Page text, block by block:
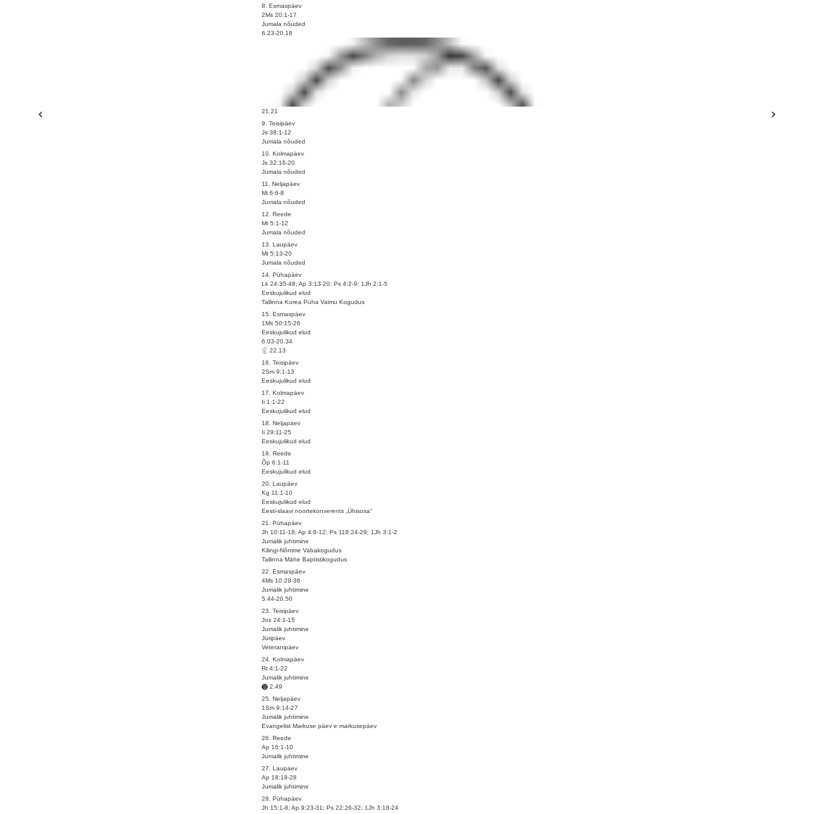
8. Esmaspäev
2Ms 20:1-17
Jumala nõuded
6.23-20.18
21.21
9. Teisipäev
Js 38:1-12
Jumala nõuded
10. Kolmapäev
Js 32:16-20
Jumala nõuded
11. Neljapäev
Mi 6:6-8
Jumala nõuded
12. Reede
Mt 5:1-12
Jumala nõuded
13. Laupäev
Mt 5:13-20
Jumala nõuded
14. Pühapäev
Lk 24:35-48; Ap 3:13-20; Ps 4:2-9; 1Jh 2:1-5
Eeskujulikud elud
Tallinna Korea Püha Vaimu Kogudus
15. Esmaspäev
1Ms 50:15-26
Eeskujulikud elud
6.03-20.34
22.13
16. Teisipäev
2Sm 9:1-13
Eeskujulikud elud
17. Kolmapäev
Ii 1:1-22
Eeskujulikud elud
18. Neljapäev
Ii 29:11-25
Eeskujulikud elud
19. Reede
Õp 6:1-11
Eeskujulikud elud
20. Laupäev
Kg 11:1-10
Eeskujulikud elud
Eesti-slaavi noortekonverents „Ühisosa“
21. Pühapäev
Jh 10:11-18; Ap 4:8-12; Ps 118:24-29; 1Jh 3:1-2
Jumalik juhtimine
Kilingi-Nõmme Vabakogudus
Tallinna Mähe Baptistikogudus
22. Esmaspäev
4Ms 10:29-36
Jumalik juhtimine
5.44-20.50
23. Teisipäev
Jos 24:1-15
Jumalik juhtimine
Jüripäev
Veteranipäev
24. Kolmapäev
Rt 4:1-22
Jumalik juhtimine
2.49
25. Neljapäev
1Sm 9:14-27
Jumalik juhtimine
Evangelist Markuse päev e markusepäev
26. Reede
Ap 16:1-10
Jumalik juhtimine
27. Laupäev
Ap 18:18-28
Jumalik juhtimine
28. Pühapäev
Jh 15:1-8; Ap 9:23-31; Ps 22:26-32; 1Jh 3:18-24